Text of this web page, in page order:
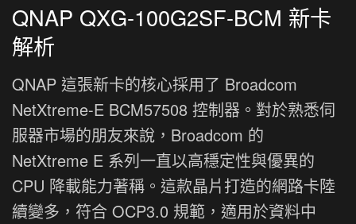
QNAP QXG-100G2SF-BCM 新卡
解析
QNAP 這張新卡的核心採用了 Broadcom
NetXtreme-E BCM57508 控制器。對於熟悉伺
服器市場的朋友來說，Broadcom 的
NetXtreme E 系列一直以高穩定性與優異的
CPU 降載能力著稱。這款晶片打造的網路卡陸
續變多，符合 OCP3.0 規範，適用於資料中